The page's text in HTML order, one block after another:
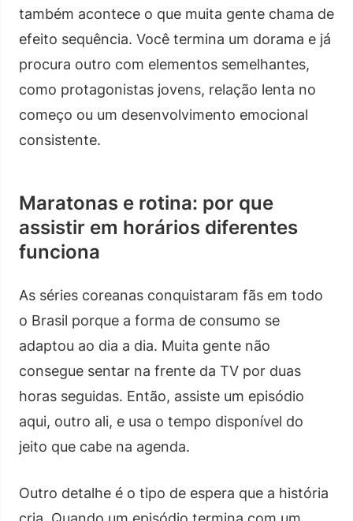
também acontece o que muita gente chama de
efeito sequência. Você termina um dorama e já
procura outro com elementos semelhantes,
como protagonistas jovens, relação lenta no
começo ou um desenvolvimento emocional
consistente.
Maratonas e rotina: por que
assistir em horários diferentes
funciona
As séries coreanas conquistaram fãs em todo
o Brasil porque a forma de consumo se
adaptou ao dia a dia. Muita gente não
consegue sentar na frente da TV por duas
horas seguidas. Então, assiste um episódio
aqui, outro ali, e usa o tempo disponível do
jeito que cabe na agenda.
Outro detalhe é o tipo de espera que a história